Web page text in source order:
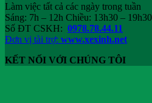
Làm việc tất cả các ngày trong tuần
Sáng: 7h – 12h Chiều: 13h30 – 19h30
Số ĐT CSKH: 0978.78.44.11
Đơn vị tài trợ: www.xexinh.net
KẾT NỐI VỚI CHÚNG TÔI